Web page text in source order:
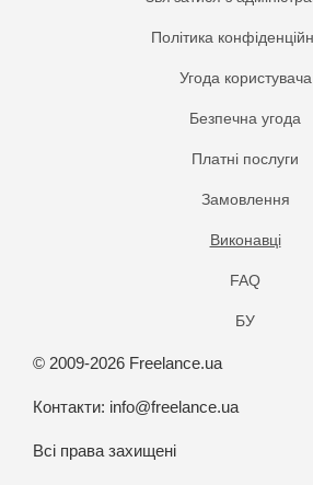
Політика
Угода користувача
Безпечна угода
Платнi послуги
Замовлення
Виконавці
FAQ
БУ
© 2009-2026 Freelance.ua
Контакти: info@freelance.ua
Всі права захищені